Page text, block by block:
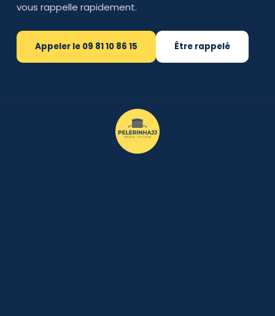
vous rappelle rapidement.
Appeler le 09 81 10 86 15 Être rappelé